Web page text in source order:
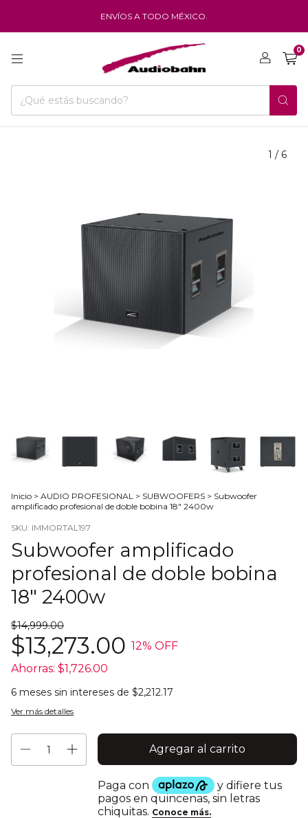
ENVÍOS A TODO MÉXICO.
0
1 / 6
Inicio > AUDIO PROFESIONAL > SUBWOOFERS > Subwoofer
amplificado profesional de doble bobina 18" 2400w
SKU: IMMORTAL197
Subwoofer amplificado
profesional de doble bobina
18" 2400w
$14,999.00
$13,273.00 12% OFF
Ahorras: $1,726.00
6 meses sin intereses de $2,212.17
Ver más detalles